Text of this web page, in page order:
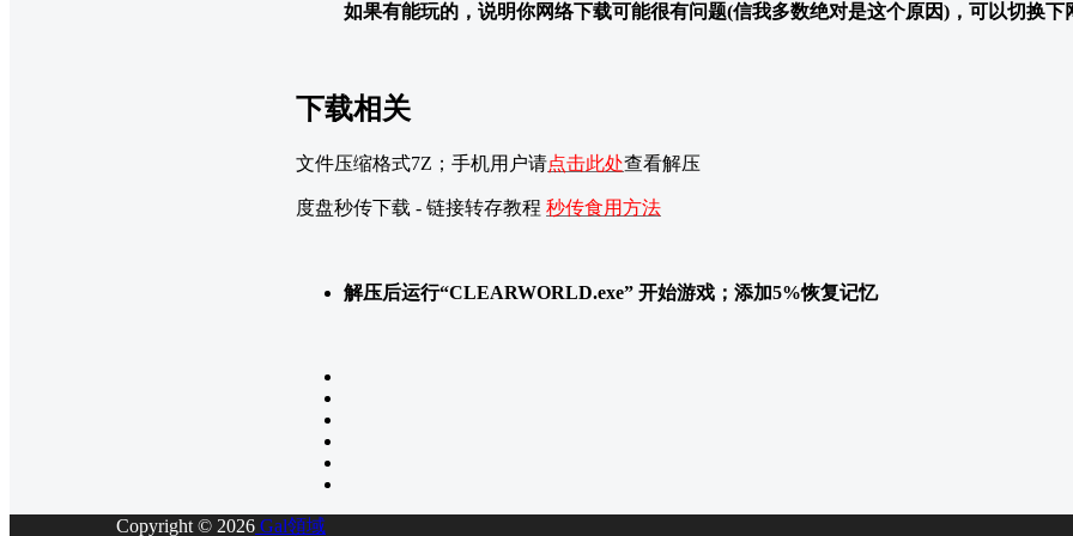
如果有能玩的，说明你网络下载可能很有问题(信我多数绝对是这个原因)，可以切换下
下载相关
文件压缩格式7Z；手机用户请点击此处查看解压
度盘秒传下载 - 链接转存教程 秒传食用方法
解压后运行“CLEARWORLD.exe” 开始游戏；添加5%恢复记忆
Copyright © 2026 Gal領域